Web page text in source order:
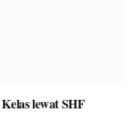
lewat SHF